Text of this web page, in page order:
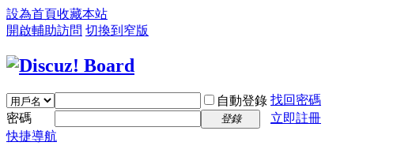
設為首頁收藏本站
開啟輔助訪問 切換到窄版
自動登錄 找回密碼
密碼
登錄
立即註冊
快捷導航